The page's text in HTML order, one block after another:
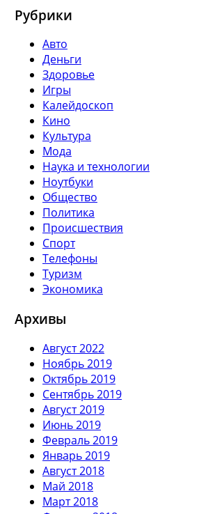
Рубрики
Авто
Деньги
Здоровье
Игры
Калейдоскоп
Кино
Культура
Мода
Наука и технологии
Ноутбуки
Общество
Политика
Происшествия
Спорт
Телефоны
Туризм
Экономика
Архивы
Август 2022
Ноябрь 2019
Октябрь 2019
Сентябрь 2019
Август 2019
Июнь 2019
Февраль 2019
Январь 2019
Август 2018
Май 2018
Март 2018